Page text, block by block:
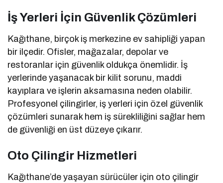
İş Yerleri İçin Güvenlik Çözümleri
Kağıthane, birçok iş merkezine ev sahipliği yapan
bir ilçedir. Ofisler, mağazalar, depolar ve
restoranlar için güvenlik oldukça önemlidir. İş
yerlerinde yaşanacak bir kilit sorunu, maddi
kayıplara ve işlerin aksamasına neden olabilir.
Profesyonel çilingirler, iş yerleri için özel güvenlik
çözümleri sunarak hem iş sürekliliğini sağlar hem
de güvenliği en üst düzeye çıkarır.
Oto Çilingir Hizmetleri
Kağıthane’de yaşayan sürücüler için oto çilingir